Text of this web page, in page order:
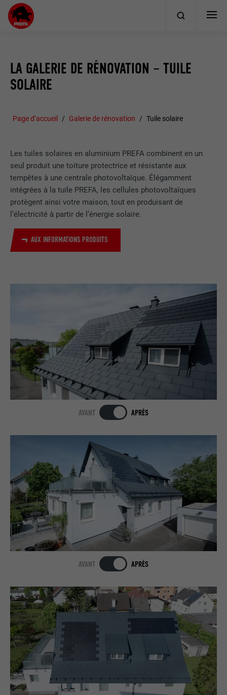
LA GALERIE DE RÉNOVATION – TUILE
SOLAIRE
Page d’accueil Galerie de rénovation Tuile solaire
Les tuiles solaires en aluminium PREFA combinent en un
seul produit une toiture protectrice et résistante aux
tempêtes à une centrale photovoltaïque. Élégamment
intégrées à la tuile PREFA, les cellules photovoltaïques
protègent ainsi votre maison, tout en produisant de
l’électricité à partir de l’énergie solaire.
AUX INFORMATIONS PRODUITS
AVANT APRÈS
AVANT APRÈS